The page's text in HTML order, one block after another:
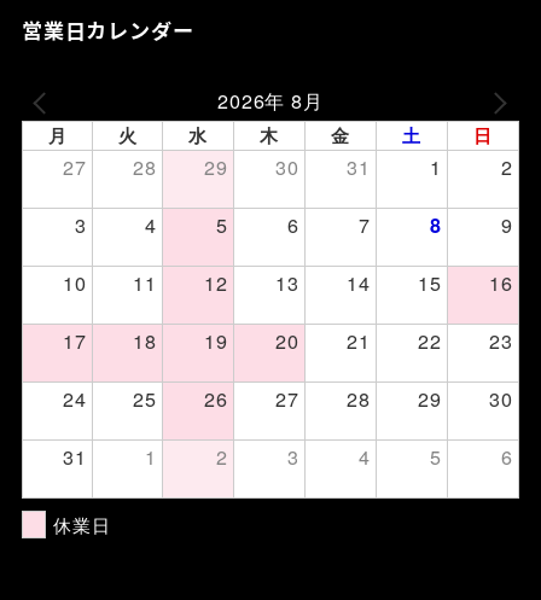
営業日カレンダー
2026年 8月
月 火 水 木 金 土 日
27 28 29 30 31 1
2
3
4 5 6 7 8
9
10
11 12 13 14 15
16
17
18 19 20 21 22
23
24
25 26 27 28 29
30
31
1 2 3 4 5 6
休業日